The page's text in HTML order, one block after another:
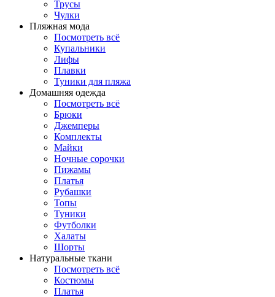
Трусы
Чулки
Пляжная мода
Посмотреть всё
Купальники
Лифы
Плавки
Туники для пляжа
Домашняя одежда
Посмотреть всё
Брюки
Джемперы
Комплекты
Майки
Ночные сорочки
Пижамы
Платья
Рубашки
Топы
Туники
Футболки
Халаты
Шорты
Натуральные ткани
Посмотреть всё
Костюмы
Платья